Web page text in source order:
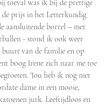
toeval was ik bij de prettige
prijs in het Letterkundig
aansluitende borrel – met
- stond ik ook weer
van de familie en op
boog Irene zich naar me toe
'Jou heb ik nog niet
dame in een mooie,
jurk. Leeftijdloos en